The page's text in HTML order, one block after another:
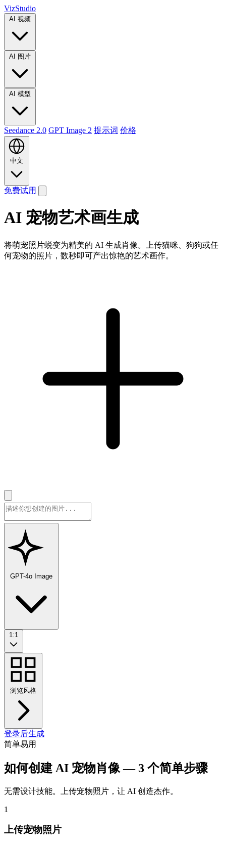
VizStudio
Seedance 2.0 GPT Image 2 提示词 价格
中文
免费试用
AI 宠物艺术画生成
将萌宠照片蜕变为精美的 AI 生成肖像。上传猫咪、狗狗或任
何宠物的照片，数秒即可产出惊艳的艺术画作。
GPT-4o Image
1:1
浏览风格
登录后生成
简单易用
如何创建 AI 宠物肖像 — 3 个简单步骤
无需设计技能。上传宠物照片，让 AI 创造杰作。
1
上传宠物照片